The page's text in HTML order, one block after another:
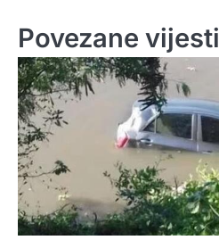
Povezane vijesti